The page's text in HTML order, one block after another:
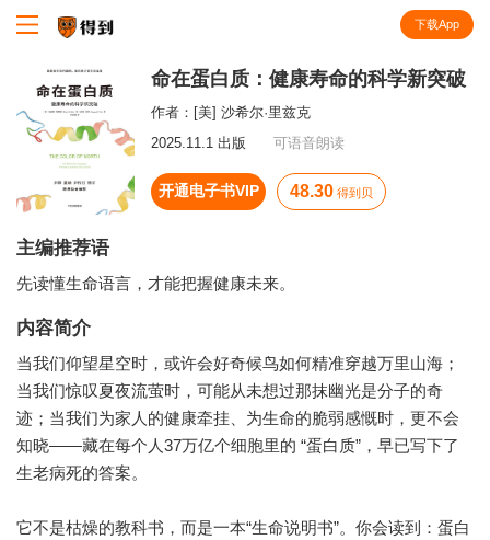
下载App
命在蛋白质：健康寿命的科学新突破
作者： [美] 沙希尔·里兹克
2025.11.1 出版
可语音朗读
开通电子书VIP 48.30 得到贝
主编推荐语
先读懂生命语言，才能把握健康未来。
内容简介
当我们仰望星空时，或许会好奇候鸟如何精准穿越万里山海；
当我们惊叹夏夜流萤时，可能从未想过那抹幽光是分子的奇
迹；当我们为家人的健康牵挂、为生命的脆弱感慨时，更不会
知晓——藏在每个人37万亿个细胞里的 “蛋白质”，早已写下了
生老病死的答案。
它不是枯燥的教科书，而是一本“生命说明书”。你会读到：蛋白